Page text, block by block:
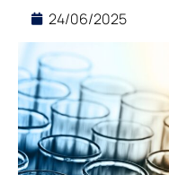
24/06/2025